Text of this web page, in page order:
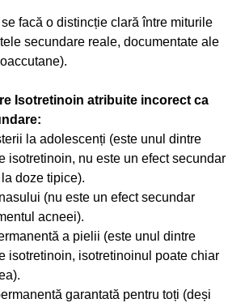
facă o distincție clară între miturile
secundare reale, documentate ale
Isotretinoin atribuite incorect ca
la adolescenți (este unul dintre
isotretinoin, nu este un efect secundar
doze tipice).
(nu este un efect secundar
acneei).
a pielii (este unul dintre
isotretinoin, isotretinoinul poate chiar
garantată pentru toți (deși